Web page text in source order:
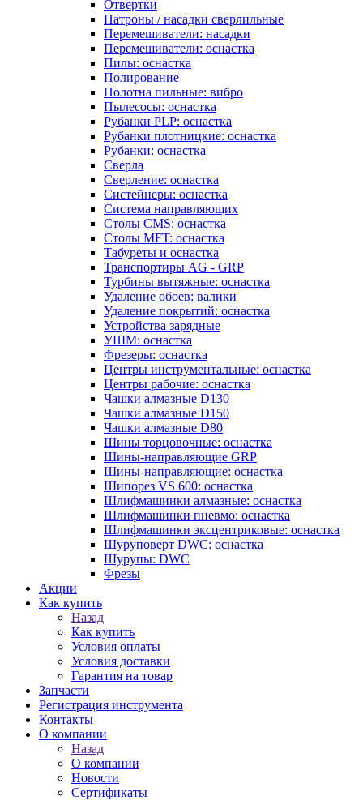
Отвертки
Патроны / насадки сверлильные
Перемешиватели: насадки
Перемешиватели: оснастка
Пилы: оснастка
Полирование
Полотна пильные: вибро
Пылесосы: оснастка
Рубанки PLP: оснастка
Рубанки плотницкие: оснастка
Рубанки: оснастка
Сверла
Сверление: оснастка
Систейнеры: оснастка
Система направляющих
Столы CMS: оснастка
Столы MFT: оснастка
Табуреты и оснастка
Транспортиры AG - GRP
Турбины вытяжные: оснастка
Удаление обоев: валики
Удаление покрытий: оснастка
Устройства зарядные
УШМ: оснастка
Фрезеры: оснастка
Центры инструментальные: оснастка
Центры рабочие: оснастка
Чашки алмазные D130
Чашки алмазные D150
Чашки алмазные D80
Шины торцовочные: оснастка
Шины-направляющие GRP
Шины-направляющие: оснастка
Шипорез VS 600: оснастка
Шлифмашинки алмазные: оснастка
Шлифмашинки пневмо: оснастка
Шлифмашинки эксцентриковые: оснастка
Шуруповерт DWC: оснастка
Шурупы: DWC
Фрезы
Акции
Как купить
Назад
Как купить
Условия оплаты
Условия доставки
Гарантия на товар
Запчасти
Регистрация инструмента
Контакты
О компании
Назад
О компании
Новости
Сертификаты